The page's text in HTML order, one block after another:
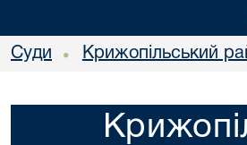
Суди • Крижопільський